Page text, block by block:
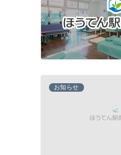
お知らせ